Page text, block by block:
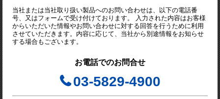
当社または当社取り扱い製品へのお問い合わせは、以下の電話番
号、又はフォームで受け付けております。 入力された内容はお客様
からいただいた情報やお問い合わせに対する回答を行うために利用
させていただきます。内容に応じて、当社から別途情報をお知らせ
する場合もございます。
お電話でのお問合せ
03-5829-4900